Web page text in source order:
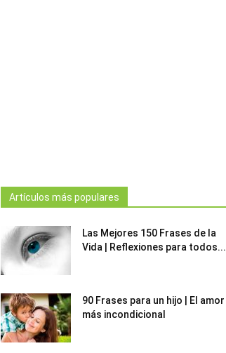
Artículos más populares
Las Mejores 150 Frases de la
Vida | Reflexiones para todos...
90 Frases para un hijo | El amor
más incondicional